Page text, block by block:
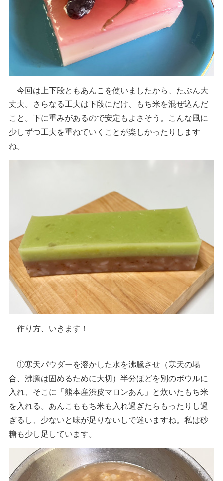
今回は上下段ともあんこを使いましたから、たぶん大
丈夫。さらなる工夫は下段にだけ、もち米を混ぜ込んだ
こと。下に重みがあるので安定もよさそう。こんな風に
少しずつ工夫を重ねていくことが楽しかったりします
ね。
作り方、いきます！
①寒天パウダーを溶かした水を沸騰させ（寒天の場
合、沸騰は固めるために大切）半分ほどを別のボウルに
入れ、そこに「熊本産渋皮マロンあん」と炊いたもち米
を入れる。あんこももち米も入れ過ぎたらもったりし過
ぎるし、少ないと味が足りないしで迷いますね。私は砂
糖も少し足しています。